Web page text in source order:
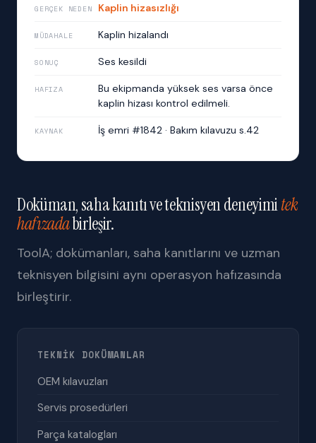
GERÇEK NEDEN Kaplin hizasızlığı
MÜDAHALE Kaplin hizalandı
SONUÇ Ses kesildi
HAFIZA
Bu ekipmanda yüksek ses varsa önce
kaplin hizası kontrol edilmeli.
KAYNAK İş emri #1842 · Bakım kılavuzu s.42
Doküman, saha kanıtı ve teknisyen deneyimitek
hafızadabirleşir.
ToolA; dokümanları, saha kanıtlarını ve uzman
teknisyen bilgisini aynı operasyon hafızasında
birleştirir.
TEKNIK DOKÜMANLAR
OEM kılavuzları
Servis prosedürleri
Parça katalogları